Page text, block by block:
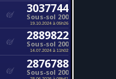
3037744
Sous-sol 200
19.10.2024 à 05h26
2889822
Sous-sol 200
14.07.2024 à 11h02
2876788
Sous-sol 200